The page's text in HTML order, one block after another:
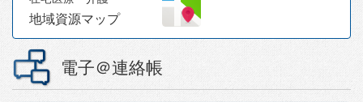
地域資源マップ
電子＠連絡帳